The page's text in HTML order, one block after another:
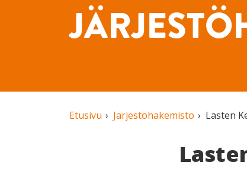
Etusivu Järjestöhakemisto Lasten